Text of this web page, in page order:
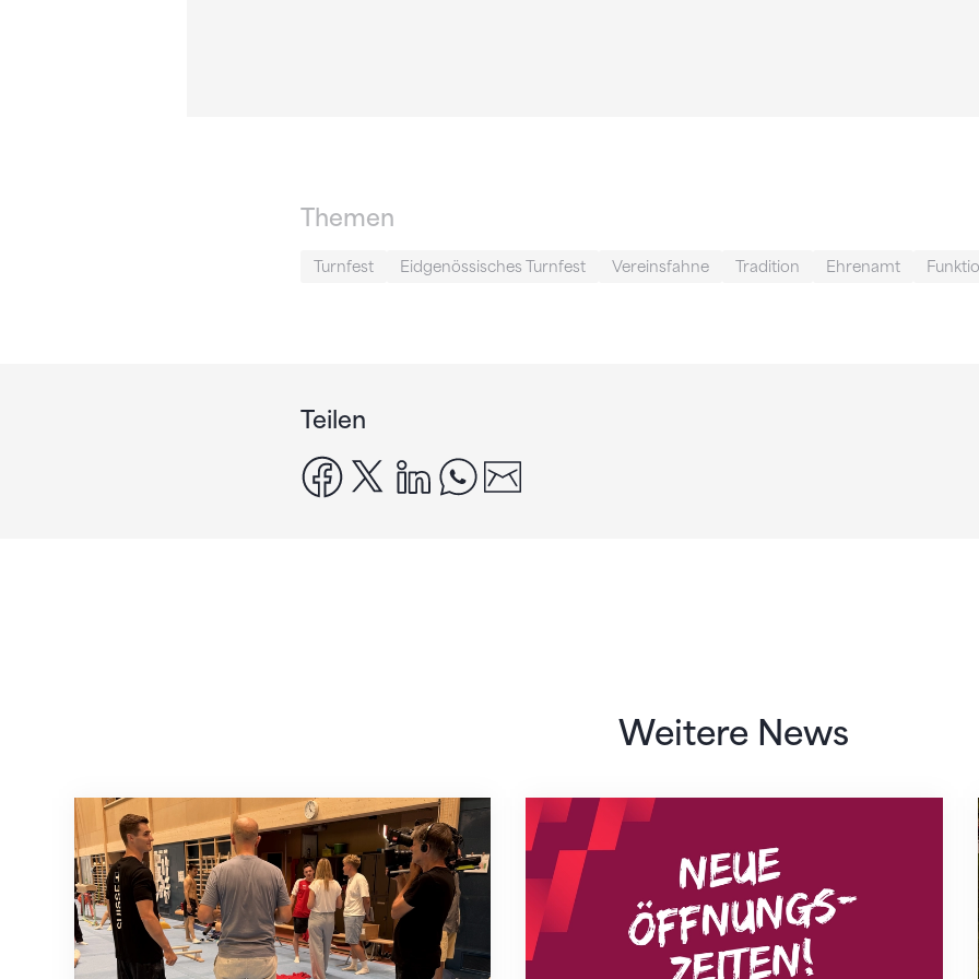
Themen
Turnfest Eidgenössisches Turnfest Vereinsfahne Tradition Ehrenamt
Teilen
facebook
x linkedinwhatsapp
Weitere News
Mit klaren Zielen nach Zagreb Neue Empfangszeiten ab 1. August 2026